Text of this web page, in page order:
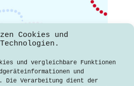
Cookies und
und vergleichbare Funktionen
und
Die Verarbeitung dient der
bin ich? Wo komme
Reichardt